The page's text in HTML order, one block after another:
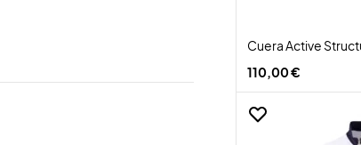
Cuera Active
110,00 €